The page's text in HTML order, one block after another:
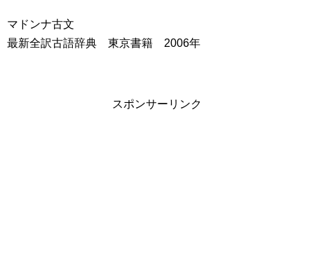
マドンナ古文
最新全訳古語辞典 東京書籍 2006年
スポンサーリンク